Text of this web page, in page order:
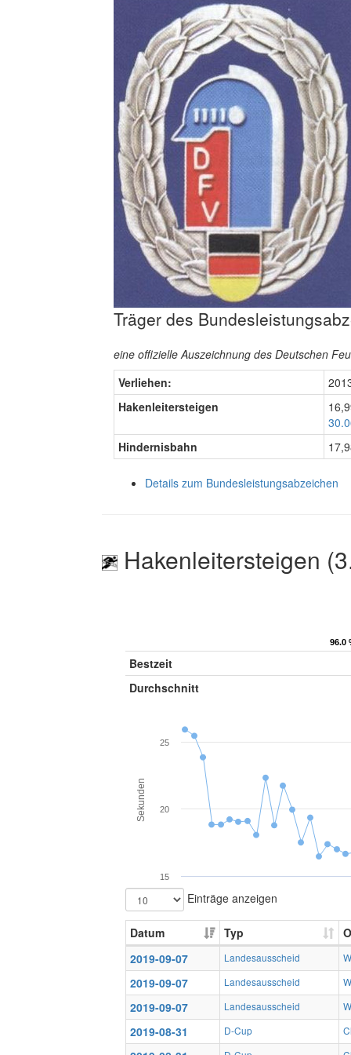
Träger des
eine offizielle Auszeichnung des Deutschen
Verliehen:
Hakenleitersteigen
Hindernisbahn
Details zum Bundesleistungsabzeichen
Hakenleitersteigen
96.0
96.0
Bestzeit
Durchschnitt
Sekunden
15
20
25
Einträge anzeigen
Datum Typ
2019-09-07
Landesausscheid
2019-09-07 Landesausscheid
2019-09-07 Landesausscheid
2019-08-31 D-Cup